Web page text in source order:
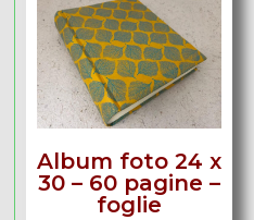
Album foto 24 x
30 – 60 pagine –
foglie